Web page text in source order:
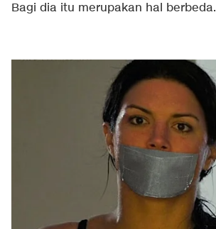
Bagi dia itu merupakan hal berbeda.